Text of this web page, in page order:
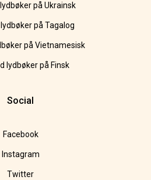
på Ukrainsk
på Tagalog
på Vietnamesisk
lydbøker på Finsk
Social
Facebook
Instagram
Twitter